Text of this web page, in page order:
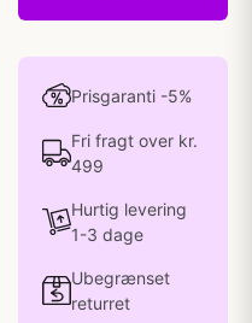
Prisgaranti -5%
Fri fragt over kr.
499
Hurtig levering
1-3 dage
Ubegrænset
returret